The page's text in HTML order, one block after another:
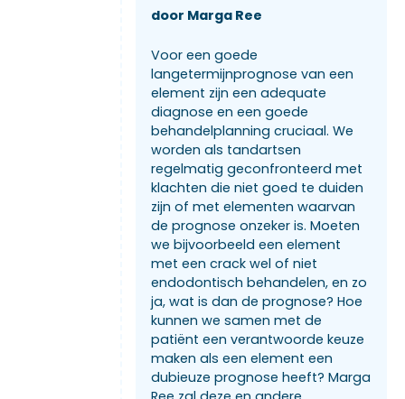
door Marga Ree
Voor een goede
langetermijnprognose van een
element zijn een adequate
diagnose en een goede
behandelplanning cruciaal. We
worden als tandartsen
regelmatig geconfronteerd met
klachten die niet goed te duiden
zijn of met elementen waarvan
de prognose onzeker is. Moeten
we bijvoorbeeld een element
met een crack wel of niet
endodontisch behandelen, en zo
ja, wat is dan de prognose? Hoe
kunnen we samen met de
patiënt een verantwoorde keuze
maken als een element een
dubieuze prognose heeft? Marga